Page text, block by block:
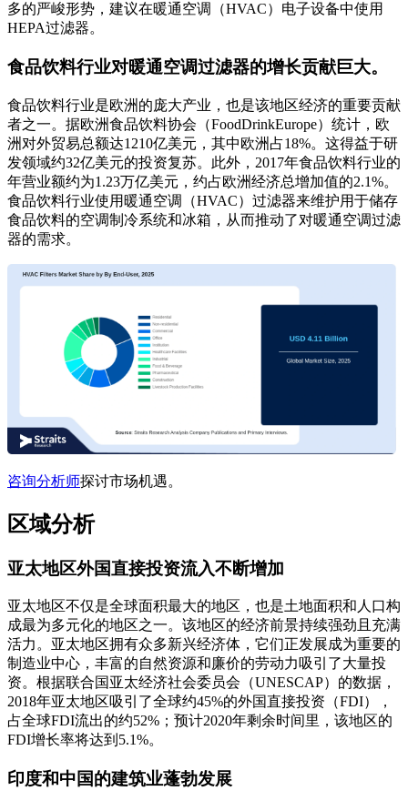
多的严峻形势，建议在暖通空调（HVAC）电子设备中使用
HEPA过滤器。
食品饮料行业对暖通空调过滤器的增长贡献巨大。
食品饮料行业是欧洲的庞大产业，也是该地区经济的重要贡献
者之一。据欧洲食品饮料协会（FoodDrinkEurope）统计，欧
洲对外贸易总额达1210亿美元，其中欧洲占18%。这得益于研
发领域约32亿美元的投资复苏。此外，2017年食品饮料行业的
年营业额约为1.23万亿美元，约占欧洲经济总增加值的2.1%。
食品饮料行业使用暖通空调（HVAC）过滤器来维护用于储存
食品饮料的空调制冷系统和冰箱，从而推动了对暖通空调过滤
器的需求。
咨询分析师探讨市场机遇。
区域分析
亚太地区外国直接投资流入不断增加
亚太地区不仅是全球面积最大的地区，也是土地面积和人口构
成最为多元化的地区之一。该地区的经济前景持续强劲且充满
活力。亚太地区拥有众多新兴经济体，它们正发展成为重要的
制造业中心，丰富的自然资源和廉价的劳动力吸引了大量投
资。根据联合国亚太经济社会委员会（UNESCAP）的数据，
2018年亚太地区吸引了全球约45%的外国直接投资（FDI），
占全球FDI流出的约52%；预计2020年剩余时间里，该地区的
FDI增长率将达到5.1%。
印度和中国的建筑业蓬勃发展